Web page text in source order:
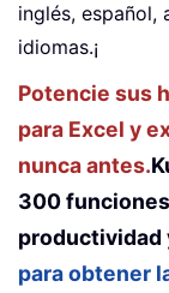
inglés, español,
idiomas.¡
Potencie sus
para Excel y
nunca antes.
300
productividad
para obtener